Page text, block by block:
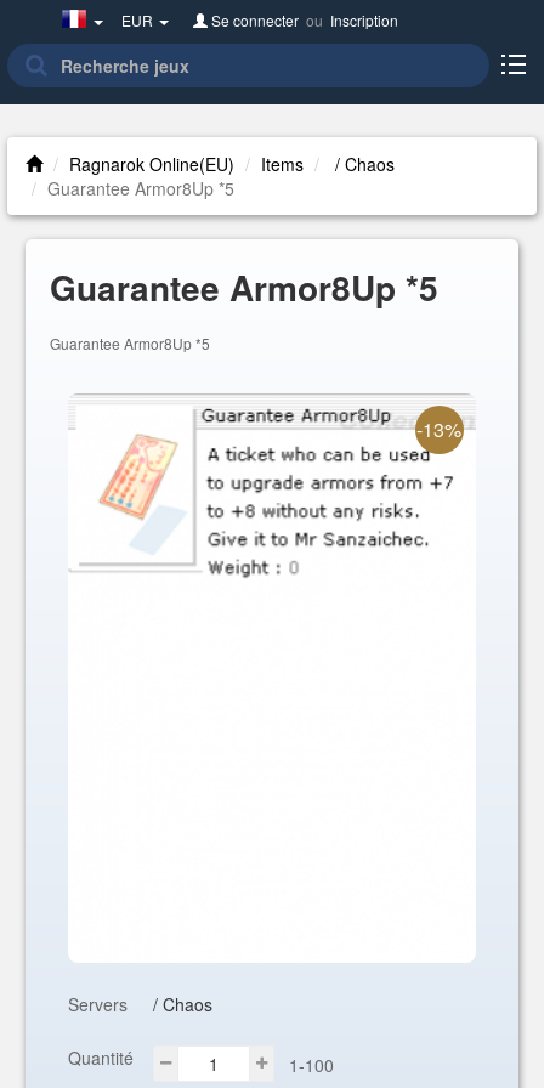
France(Français)
EUR Se connecter ou Inscription
Ragnarok Online(EU) Items
/ Chaos
Guarantee Armor8Up *5
Guarantee Armor8Up *5
Guarantee Armor8Up *5
-13%
Servers / Chaos
Quantité 1-100